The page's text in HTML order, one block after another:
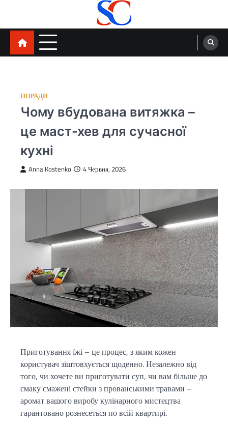
вмісту
ПОРАДИ
Чому вбудована витяжка –
це маст-хев для сучасної
кухні
Anna Kostenko 4 Червня, 2026
Приготування їжі – це процес, з яким кожен
користувач зіштовхується щоденно. Незалежно від
того, чи хочете ви приготувати суп, чи вам більше до
смаку смажені стейки з прованськими травами –
аромат вашого виробу кулінарного мистецтва
гарантовано рознесеться по всій квартирі.